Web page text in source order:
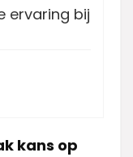
ervaring bij
kans op